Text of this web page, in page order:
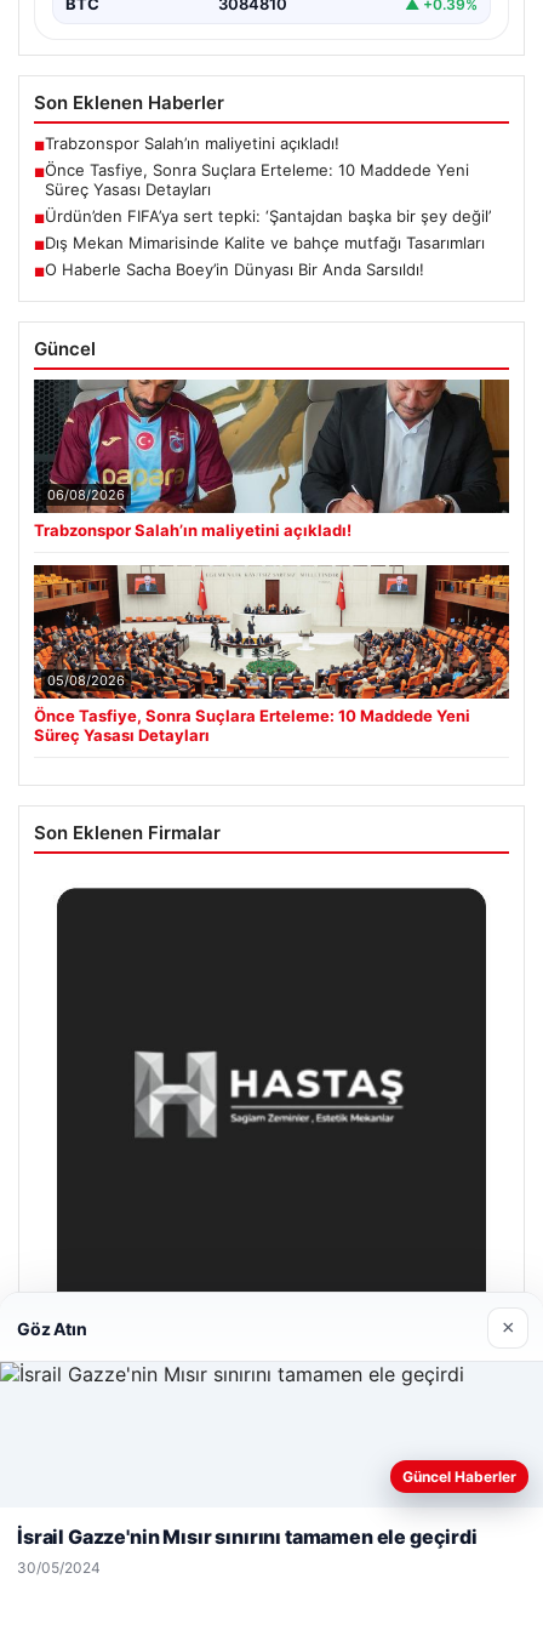
BTC 3084810 ▲ +0.39%
Son Eklenen Haberler
■Trabzonspor Salah’ın maliyetini açıkladı!
■Önce Tasfiye, Sonra Suçlara Erteleme: 10 Maddede Yeni
Süreç Yasası Detayları
■Ürdün’den FIFA’ya sert tepki: ‘Şantajdan başka bir şey değil’
■Dış Mekan Mimarisinde Kalite ve bahçe mutfağı Tasarımları
■O Haberle Sacha Boey’in Dünyası Bir Anda Sarsıldı!
Güncel
06/08/2026
Trabzonspor Salah’ın maliyetini açıkladı!
05/08/2026
Önce Tasfiye, Sonra Suçlara Erteleme: 10 Maddede Yeni
Süreç Yasası Detayları
Son Eklenen Firmalar
Enes Kaplan Avukatlık Bürosu
Web sitemizi nasıl kullandığınızı daha iyi anlayabilmek,
deneyiminizi kişiselleştirmek ve geliştirmek amacıyla çerezler
kullanıyoruz.
Göz Atın ×
Güncel Haberler
İsrail Gazze'nin Mısır sınırını tamamen ele geçirdi
30/05/2024